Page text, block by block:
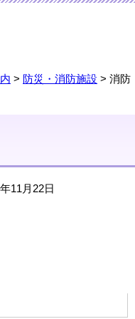
> 防災・消防施設 > 消防
11月22日